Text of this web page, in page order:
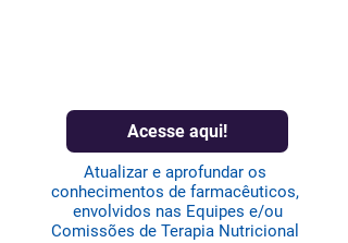
Acesse aqui!
Atualizar e aprofundar os
conhecimentos de farmacêuticos,
envolvidos nas Equipes e/ou
Comissões de Terapia Nutricional